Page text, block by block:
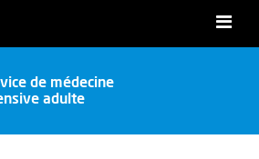
de médecine
adulte